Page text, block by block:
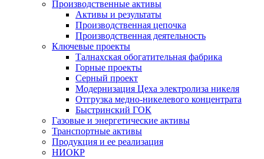
Производственные активы
Активы и результаты
Производственная цепочка
Производственная деятельность
Ключевые проекты
Талнахская обогатительная фабрика
Горные проекты
Серный проект
Модернизация Цеха электролиза никеля
Отгрузка медно-никелевого концентрата
Быстринский ГОК
Газовые и энергетические активы
Транспортные активы
Продукция и ее реализация
НИОКР